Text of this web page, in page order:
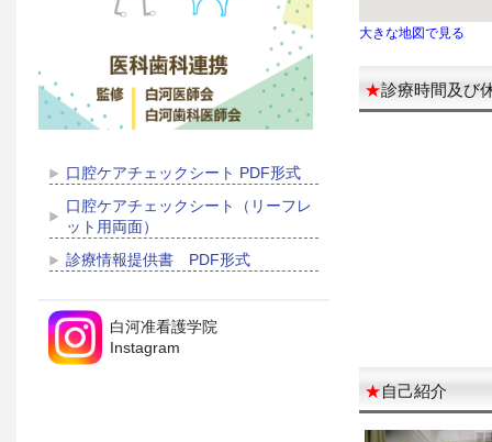
大きな地図で見る
★診療時間及び
★自己紹介
口腔ケアチェックシート PDF形式
口腔ケアチェックシート（リーフレ
ット用両面）
診療情報提供書 PDF形式
白河准看護学院
Instagram